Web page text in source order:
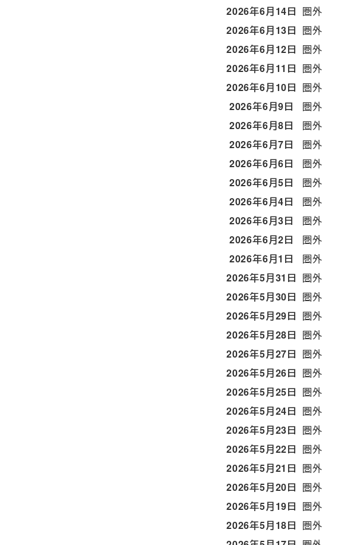
2026年6月14日 圏外
2026年6月13日 圏外
2026年6月12日 圏外
2026年6月11日 圏外
2026年6月10日 圏外
2026年6月9日
圏外
2026年6月8日
圏外
2026年6月7日
圏外
2026年6月6日
圏外
2026年6月5日
圏外
2026年6月4日
圏外
2026年6月3日
圏外
2026年6月2日
圏外
2026年6月1日
圏外
2026年5月31日 圏外
2026年5月30日 圏外
2026年5月29日 圏外
2026年5月28日 圏外
2026年5月27日 圏外
2026年5月26日 圏外
2026年5月25日 圏外
2026年5月24日 圏外
2026年5月23日 圏外
2026年5月22日 圏外
2026年5月21日 圏外
2026年5月20日 圏外
2026年5月19日 圏外
2026年5月18日 圏外